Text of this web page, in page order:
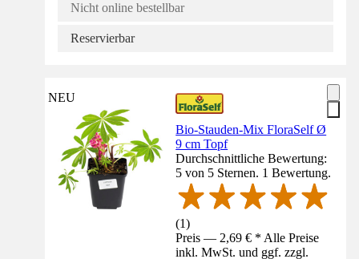
Nicht online bestellbar
Reservierbar
NEU
Bio-Stauden-Mix FloraSelf Ø
9 cm Topf
Durchschnittliche Bewertung:
5 von 5 Sternen. 1 Bewertung.
(1)
Preis — 2,69 € * Alle Preise
inkl. MwSt. und ggf. zzgl.